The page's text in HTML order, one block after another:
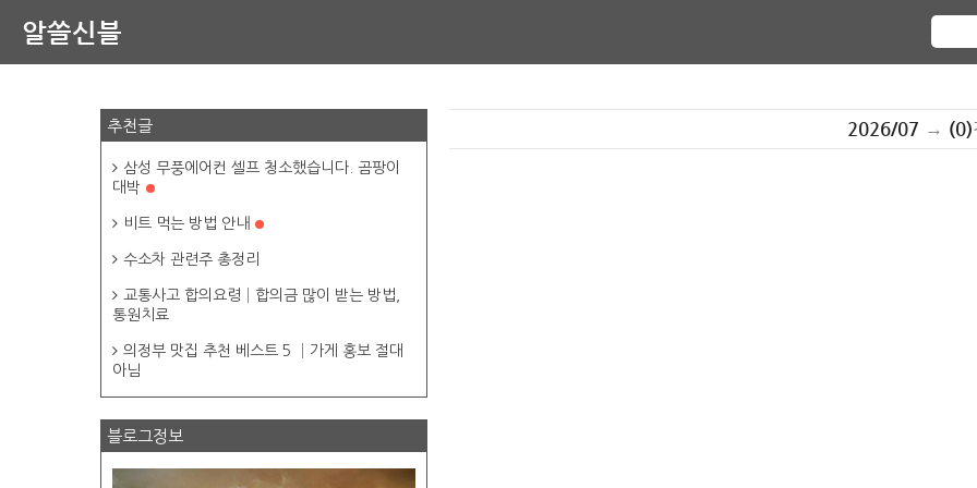
알쓸신블
2026/07 → (0)
추천글
삼성 무풍에어컨 셀프 청소했습니다. 곰팡이
대박
비트 먹는 방법 안내
수소차 관련주 총정리
교통사고 합의요령│합의금 많이 받는 방법,
통원치료
의정부 맛집 추천 베스트 5 │가게 홍보 절대
아님
블로그정보